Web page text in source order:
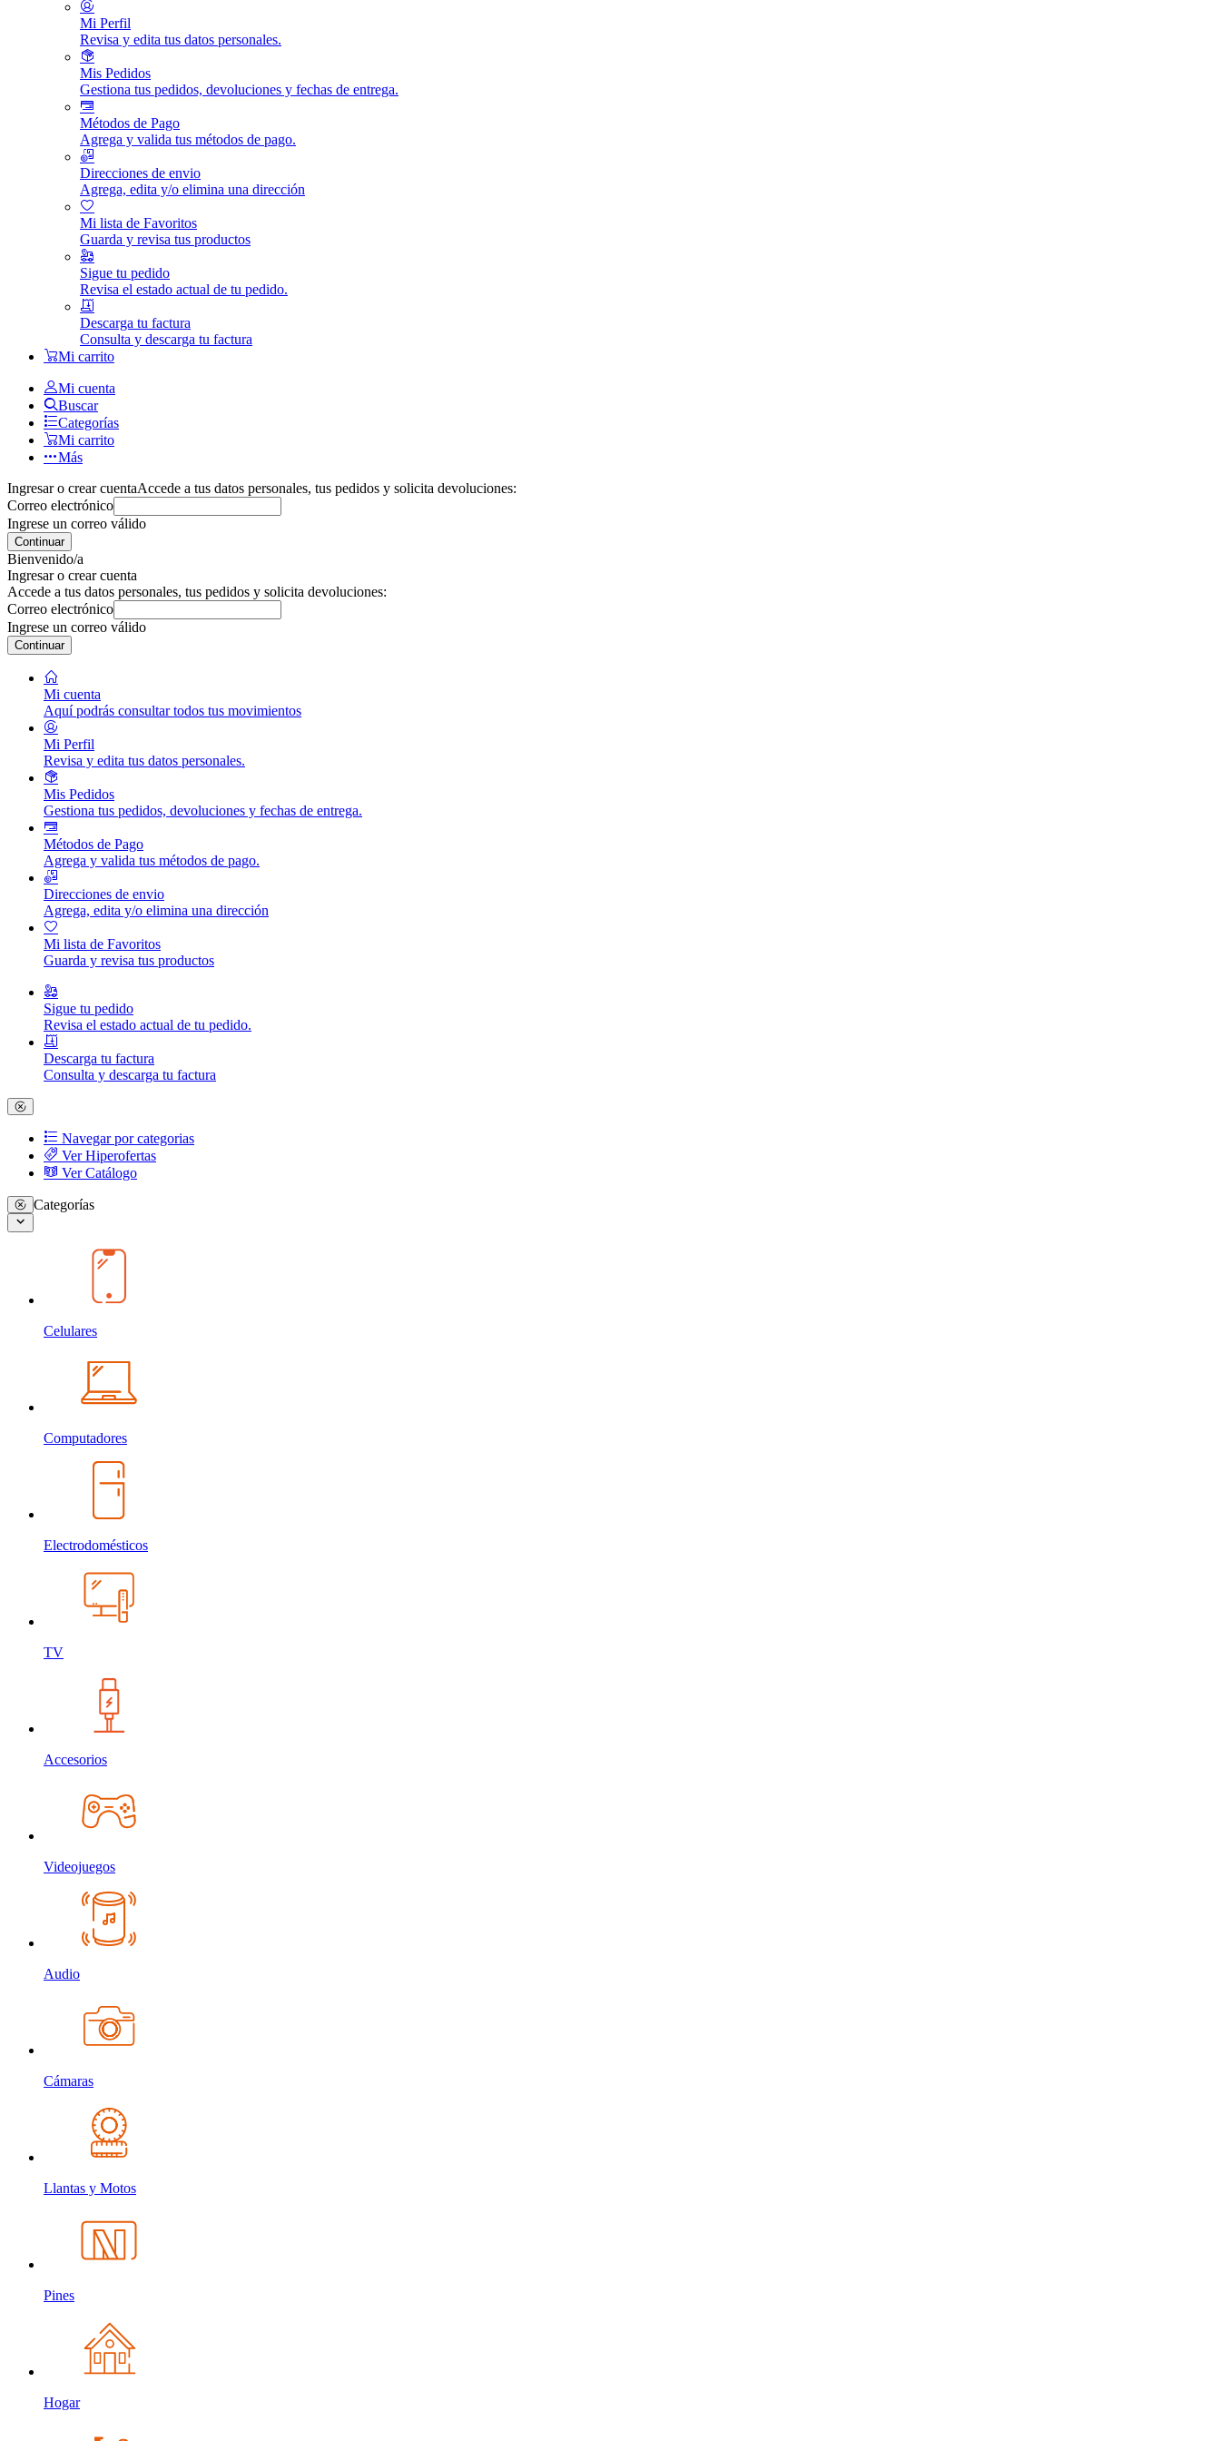
Mi Perfil
Revisa y edita tus datos personales.
Mis Pedidos
Gestiona tus pedidos, devoluciones y fechas de entrega.
Métodos de Pago
Agrega y valida tus métodos de pago.
Direcciones de envio
Agrega, edita y/o elimina una dirección
Mi lista de Favoritos
Guarda y revisa tus productos
Sigue tu pedido
Revisa el estado actual de tu pedido.
Descarga tu factura
Consulta y descarga tu factura
Mi carrito
Mi cuenta
Buscar
Categorías
Mi carrito
Más
Ingresar o crear cuentaAccede a tus datos personales, tus pedidos y solicita devoluciones:
Correo electrónico
Ingrese un correo válido
Continuar
Bienvenido/a
Ingresar o crear cuenta
Accede a tus datos personales, tus pedidos y solicita devoluciones:
Correo electrónico
Ingrese un correo válido
Continuar
Mi cuenta
Aquí podrás consultar todos tus movimientos
Mi Perfil
Revisa y edita tus datos personales.
Mis Pedidos
Gestiona tus pedidos, devoluciones y fechas de entrega.
Métodos de Pago
Agrega y valida tus métodos de pago.
Direcciones de envio
Agrega, edita y/o elimina una dirección
Mi lista de Favoritos
Guarda y revisa tus productos
Sigue tu pedido
Revisa el estado actual de tu pedido.
Descarga tu factura
Consulta y descarga tu factura
Navegar por categorias
Ver Hiperofertas
Ver Catálogo
Categorías
Celulares
Computadores
Electrodomésticos
TV
Accesorios
Videojuegos
Audio
Cámaras
Llantas y Motos
Pines
Hogar